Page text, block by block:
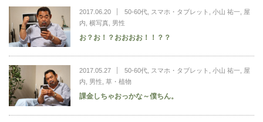
2017.06.20 50-60代, スマホ・タブレット 小山 祐一, 屋
内 横写真 男性
お？お！？おおおお！！？？
2017.05.27 50-60代, スマホ・タブレット 小山 祐一, 屋
内
男性 草・植物
課金しちゃおっかな～僕ちん。